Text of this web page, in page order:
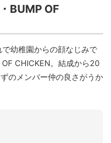
BUMP OF
幼稚園からの顔なじみで
CHICKEN。結成から20
のメンバー仲の良さがうか